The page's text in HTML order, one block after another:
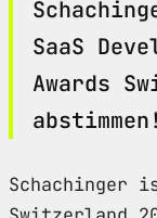
SaaS
Awards
abstimmen!
Schachinger